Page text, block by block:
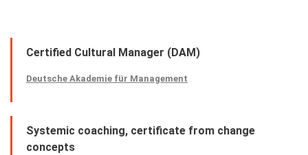
Certified Cultural Manager (DAM)
Deutsche Akademie für Management
Systemic coaching, certificate from change
concepts